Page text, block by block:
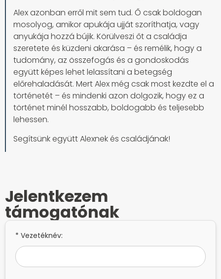
Alex azonban erről mit sem tud. Ő csak boldogan
mosolyog, amikor apukája ujját szoríthatja, vagy
anyukája hozzá bújik. Körülveszi őt a családja
szeretete és küzdeni akarása – és remélik, hogy a
tudomány, az összefogás és a gondoskodás
együtt képes lehet lelassítani a betegség
előrehaladását. Mert Alex még csak most kezdte el a
történetét – és mindenki azon dolgozik, hogy ez a
történet minél hosszabb, boldogabb és teljesebb
lehessen.
Segítsünk együtt Alexnek és családjának!
Jelentkezem
támogatónak
* Vezetéknév: